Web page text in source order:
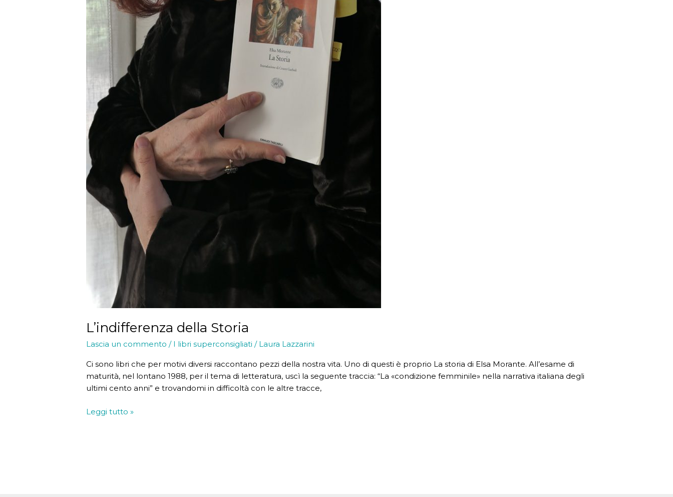
L’indifferenza della Storia
Lascia un commento / I libri superconsigliati / Laura Lazzarini
Ci sono libri che per motivi diversi raccontano pezzi della nostra vita. Uno di questi è proprio La storia di Elsa Morante. All’esame di
maturità, nel lontano 1988, per il tema di letteratura, uscì la seguente traccia: “La «condizione femminile» nella narrativa italiana degli
ultimi cento anni” e trovandomi in difficoltà con le altre tracce,
L’indifferenza
Leggi tutto »